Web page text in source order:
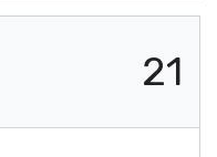
21